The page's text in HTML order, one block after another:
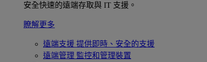
安全快速的遠端存取與 IT 支援。
瞭解更多
遠端支援 提供即時、安全的支援
遠端管理 監控和管理裝置